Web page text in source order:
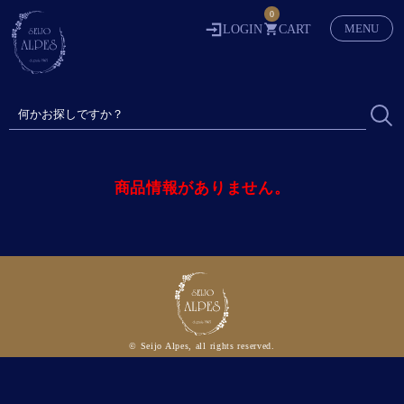
LOGIN CART
0
MENU
商品情報がありません。
© Seijo Alpes, all rights reserved.